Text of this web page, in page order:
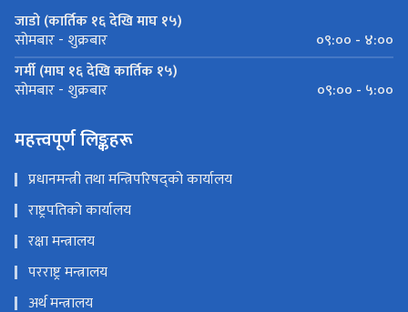
जाडो (कार्तिक १६ देखि माघ १५)
सोमबार - शुक्रबार
०९:०० - ४:००
गर्मी (माघ १६ देखि कार्तिक १५)
सोमबार - शुक्रबार ०९:०० - ५:००
महत्त्वपूर्ण लिङ्कहरू
प्रधानमन्त्री तथा मन्त्रिपरिषद्को कार्यालय
राष्ट्रपतिको कार्यालय
रक्षा मन्त्रालय
परराष्ट्र मन्त्रालय
अर्थ मन्त्रालय